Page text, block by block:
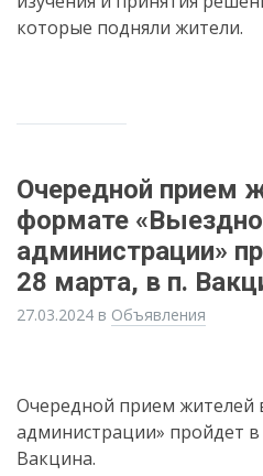
которые подняли жители.
Очередной прием
формате
администрации»
28 марта, в п.
27.03.2024 в Объявления
Очередной прием жителей
администрации» пройдет в
Вакцина.